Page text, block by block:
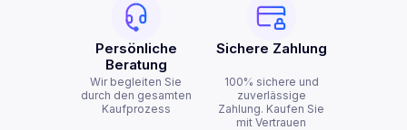
Persönliche
Beratung
Wir begleiten Sie
durch den gesamten
Kaufprozess
Sichere Zahlung
100% sichere und
zuverlässige
Zahlung. Kaufen Sie
mit Vertrauen